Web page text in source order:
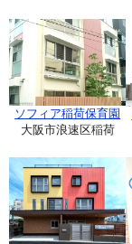
ソフィア稲荷保育園
大阪市浪速区稲荷